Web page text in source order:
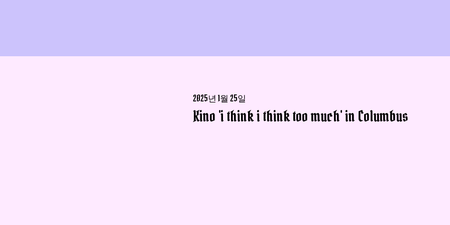
Kino 'i think i think too much' in Columbus
2025년 1월 25일